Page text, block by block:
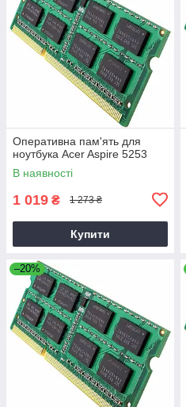
Оперативна пам'ять для
ноутбука Acer Aspire 5253
В наявності
1 019 ₴ 1 273 ₴
Купити
–20%